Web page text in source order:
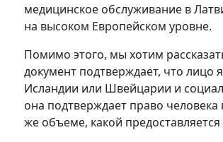
медицинское обслуживание в
на высоком Европейском уровне.
Помимо этого, мы хотим
документ подтверждает, что лицо
Исландии или Швейцарии и
она подтверждает право
же объеме, какой